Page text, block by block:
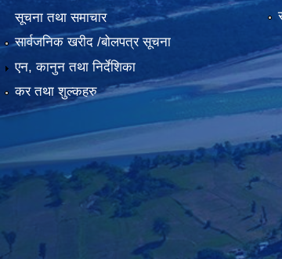
सूचना तथा समाचार
सार्वजनिक खरीद /बोलपत्र सूचना
एन, कानुन तथा निर्देशिका
कर तथा शुल्कहरु